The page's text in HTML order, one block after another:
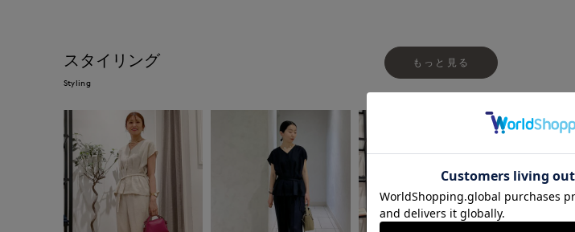
スタイリング
Styling
もっと見る